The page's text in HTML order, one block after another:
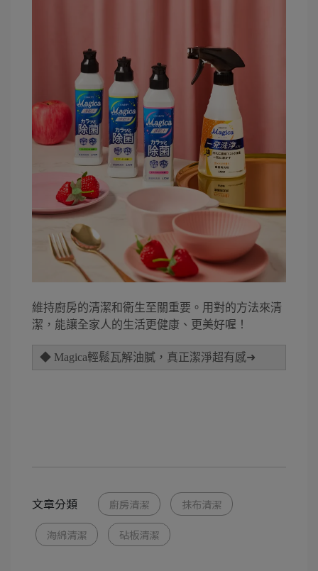
維持廚房的清潔和衛生至關重要。用對的方法來清
潔，能讓全家人的生活更健康、更美好喔！
◆ Magica輕鬆瓦解油膩，真正潔淨超有感➜
文章分類 廚房清潔 抹布清潔
海綿清潔 砧板清潔